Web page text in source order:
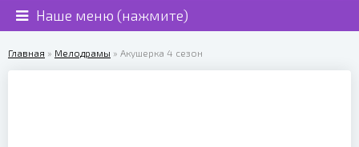
Наше меню (нажмите)
Главная » Мелодрамы » Акушерка 4 сезон